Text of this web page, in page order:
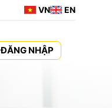
VN EN
ĐĂNG NHẬP